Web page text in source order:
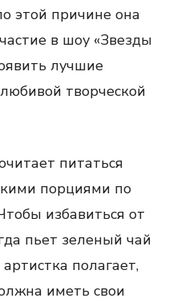
этой причине она
в шоу «Звезды
лучшие
творческой
питаться
порциями по
избавиться от
пьет зеленый чай
полагает,
иметь свои